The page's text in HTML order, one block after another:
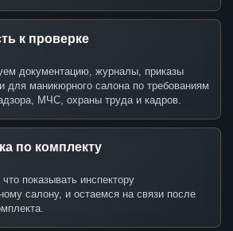
к проверке
документацию, журналы, приказы
для маникюрного салона по требованиям
МЧС, охраны труда и кадров.
по комплекту
показывать инспектору
салону, и остаемся на связи после